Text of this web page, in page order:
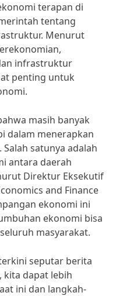
terapan di
tentang
Menurut
infrastruktur
penting untuk
masih banyak
dalam menerapkan
satunya adalah
antara daerah
Direktur Eksekutif
and Finance
ekonomi ini
ekonomi bisa
masyarakat.
seputar berita
kita dapat lebih
ini dan langkah-